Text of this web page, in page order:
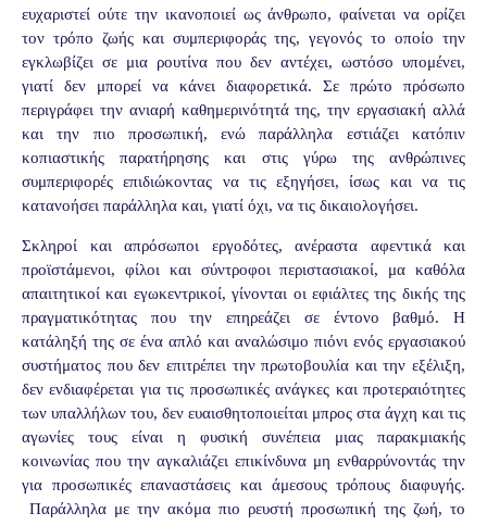
ευχαριστεί ούτε την ικανοποιεί ως άνθρωπο, φαίνεται να ορίζει
τον τρόπο ζωής και συμπεριφοράς της, γεγονός το οποίο την
εγκλωβίζει σε μια ρουτίνα που δεν αντέχει, ωστόσο υπομένει,
γιατί δεν μπορεί να κάνει διαφορετικά. Σε πρώτο πρόσωπο
περιγράφει την ανιαρή καθημερινότητά της, την εργασιακή αλλά
και την πιο προσωπική, ενώ παράλληλα εστιάζει κατόπιν
κοπιαστικής παρατήρησης και στις γύρω της ανθρώπινες
συμπεριφορές επιδιώκοντας να τις εξηγήσει, ίσως και να τις
κατανοήσει παράλληλα και, γιατί όχι, να τις δικαιολογήσει.
Σκληροί και απρόσωποι εργοδότες, ανέραστα αφεντικά και
προϊστάμενοι, φίλοι και σύντροφοι περιστασιακοί, μα καθόλα
απαιτητικοί και εγωκεντρικοί, γίνονται οι εφιάλτες της δικής της
πραγματικότητας που την επηρεάζει σε έντονο βαθμό. Η
κατάληξή της σε ένα απλό και αναλώσιμο πιόνι ενός εργασιακού
συστήματος που δεν επιτρέπει την πρωτοβουλία και την εξέλιξη,
δεν ενδιαφέρεται για τις προσωπικές ανάγκες και προτεραιότητες
των υπαλλήλων του, δεν ευαισθητοποιείται μπρος στα άγχη και τις
αγωνίες τους είναι η φυσική συνέπεια μιας παρακμιακής
κοινωνίας που την αγκαλιάζει επικίνδυνα μη ενθαρρύνοντάς την
για προσωπικές επαναστάσεις και άμεσους τρόπους διαφυγής.
Παράλληλα με την ακόμα πιο ρευστή προσωπική της ζωή, το